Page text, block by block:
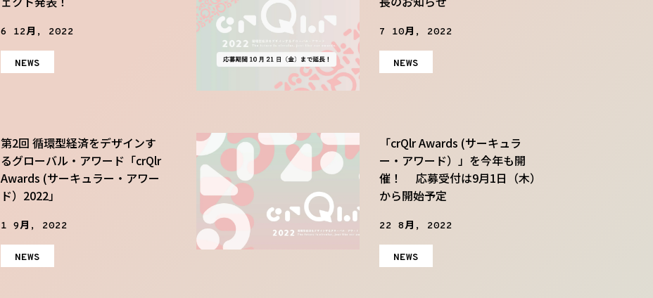
6 12月, 2022
NEWS
7 10月, 2022
NEWS
第2回 循環型経済をデザインす
るグローバル・アワード「crQlr
Awards (サーキュラー・アワー
ド）2022」
1 9月, 2022
NEWS
「crQlr Awards (サーキュラ
ー・アワード）」を今年も開
催！ 応募受付は9月1日（木）
から開始予定
22 8月, 2022
NEWS